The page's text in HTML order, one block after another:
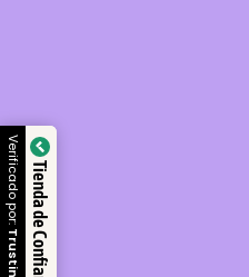
Tienda de Confianza
Verificado por: